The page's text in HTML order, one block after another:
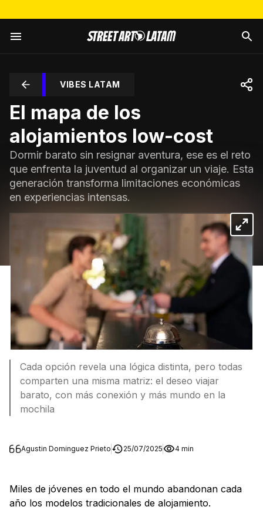
VIBES LATAM
El mapa de los
alojamientos low-cost
Dormir barato sin resignar aventura, ese es el reto
que enfrenta la juventud al organizar un viaje. Esta
generación transforma limitaciones económicas
en experiencias intensas.
Cada opción revela una lógica distinta, pero todas
comparten una misma matriz: el deseo viajar
barato, con más conexión y más mundo en la
mochila
Agustin Dominguez Prieto 25/07/2025 4 min
Miles de jóvenes en todo el mundo abandonan cada
año los modelos tradicionales de alojamiento.